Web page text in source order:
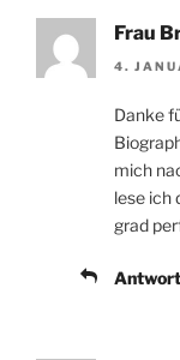
Frau
4.
Danke
mich
lese ich
grad